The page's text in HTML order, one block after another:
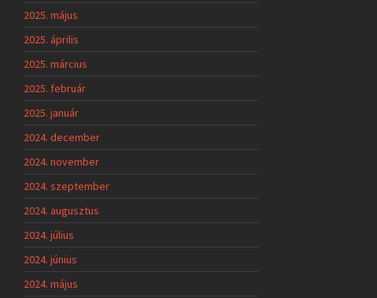
2025. május
2025. április
2025. március
2025. február
2025. január
2024. december
2024. november
2024. szeptember
2024. augusztus
2024. július
2024. június
2024. május